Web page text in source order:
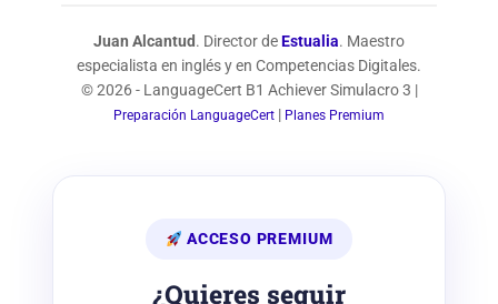
Juan Alcantud . Director deEstualia. Maestro
especialista en inglés y en Competencias Digitales.
© 2026 - LanguageCert B1 Achiever Simulacro 3 |
Preparación LanguageCert | Planes Premium
ACCESO PREMIUM
¿Quieres seguir